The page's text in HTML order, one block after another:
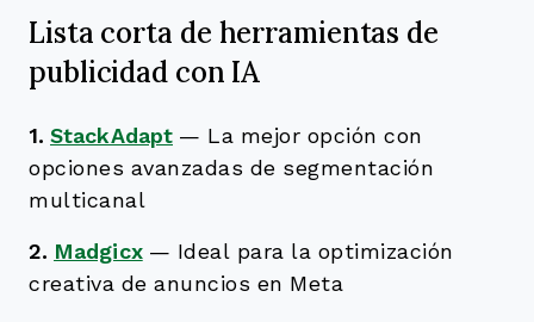
Lista corta de herramientas de
publicidad con IA
1. StackAdapt — La mejor opción con
opciones avanzadas de segmentación
multicanal
2. Madgicx — Ideal para la optimización
creativa de anuncios en Meta